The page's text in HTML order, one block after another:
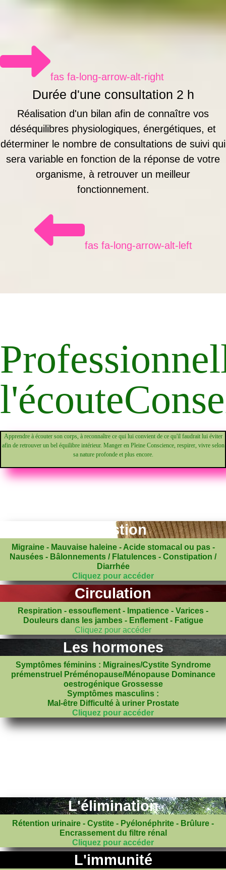
fas fa-long-arrow-alt-right
Durée d'une consultation 2 h
Réalisation d'un bilan afin de connaître vos
déséquilibres physiologiques, énergétiques, et
déterminer le nombre de consultations de suivi qui
sera variable en fonction de la réponse de votre
organisme, à retrouver un meilleur
fonctionnement.
fas fa-long-arrow-alt-left
l'écoute
Apprendre à écouter son corps, à reconnaître ce qui lui convient de ce qu'il faudrait lui éviter
afin de retrouver un bel équilibre intérieur. Manger en Pleine Conscience, respirer, vivre selon
sa nature profonde et plus encore.
Digestion
Migraine - Mauvaise haleine - Acide stomacal ou pas -
Nausées - Bâlonnements / Flatulences - Constipation /
Diarrhée
Cliquez pour accéder
Circulation
Respiration - essouflement - Impatience - Varices -
Douleurs dans les jambes - Enflement - Fatigue
Cliquez pour accéder
Les hormones
Symptômes féminins : Migraines/Cystite Syndrome
prémenstruel Préménopause/Ménopause Dominance
oestrogénique Grossesse
Symptômes masculins :
Mal-être Difficulté à uriner Prostate
Cliquez pour accéder
L'élimination
Rétention urinaire - Cystite - Pyélonéphrite - Brûlure -
Encrassement du filtre rénal
Cliquez pour accéder
L'immunité